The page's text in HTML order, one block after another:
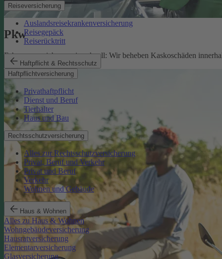
Reiseversicherung
Auslandsreisekrankenversicherung
Reisegepäck
Reiserücktritt
Haftpflicht & Rechtsschutz
Haftpflichtversicherung
Privathaftpflicht
Dienst und Beruf
Tierhalter
Haus und Bau
Rechtsschutzversicherung
Alles zur Rechtsschutzversicherung
Privat, Beruf und Verkehr
Privat und Beruf
Verkehr
Wohnen und Gebäude
Haus & Wohnen
Alles zu Haus & Wohnen
Wohngebäudeversicherung
Hausratversicherung
Elementarversicherung
Glasversicherung
Pkw
Fahrzeugversicherung in schnell: Wir beheben Kaskoschäden
Pkw-Versicherung